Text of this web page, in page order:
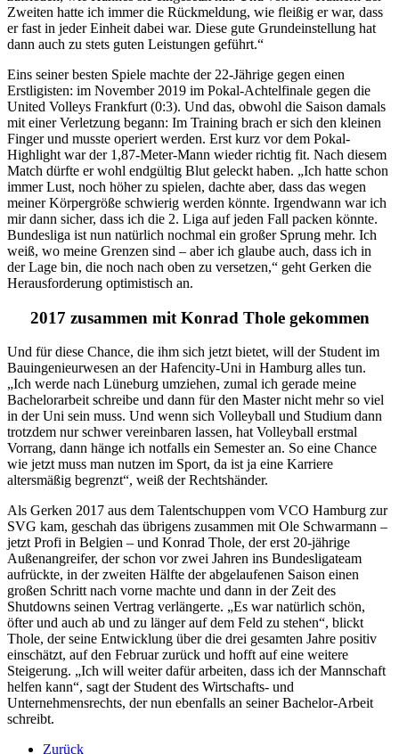
Zweiten hatte ich immer die Rückmeldung, wie fleißig er war, dass
er fast in jeder Einheit dabei war. Diese gute Grundeinstellung hat
dann auch zu stets guten Leistungen geführt.“
Eins seiner besten Spiele machte der 22-Jährige gegen einen
Erstligisten: im November 2019 im Pokal-Achtelfinale gegen die
United Volleys Frankfurt (0:3). Und das, obwohl die Saison damals
mit einer Verletzung begann: Im Training brach er sich den kleinen
Finger und musste operiert werden. Erst kurz vor dem Pokal-
Highlight war der 1,87-Meter-Mann wieder richtig fit. Nach diesem
Match dürfte er wohl endgültig Blut geleckt haben. „Ich hatte schon
immer Lust, noch höher zu spielen, dachte aber, dass das wegen
meiner Körpergröße schwierig werden könnte. Irgendwann war ich
mir dann sicher, dass ich die 2. Liga auf jeden Fall packen könnte.
Bundesliga ist nun natürlich nochmal ein großer Sprung mehr. Ich
weiß, wo meine Grenzen sind – aber ich glaube auch, dass ich in
der Lage bin, die noch nach oben zu versetzen,“ geht Gerken die
Herausforderung optimistisch an.
2017 zusammen mit Konrad Thole gekommen
Und für diese Chance, die ihm sich jetzt bietet, will der Student im
Bauingenieurwesen an der Hafencity-Uni in Hamburg alles tun.
„Ich werde nach Lüneburg umziehen, zumal ich gerade meine
Bachelorarbeit schreibe und dann für den Master nicht mehr so viel
in der Uni sein muss. Und wenn sich Volleyball und Studium dann
trotzdem nur schwer vereinbaren lassen, hat Volleyball erstmal
Vorrang, dann hänge ich notfalls ein Semester an. So eine Chance
wie jetzt muss man nutzen im Sport, da ist ja eine Karriere
altersmäßig begrenzt“, weiß der Rechtshänder.
Als Gerken 2017 aus dem Talentschuppen vom VCO Hamburg zur
SVG kam, geschah das übrigens zusammen mit Ole Schwarmann –
jetzt Profi in Belgien – und Konrad Thole, der erst 20-jährige
Außenangreifer, der schon vor zwei Jahren ins Bundesligateam
aufrückte, in der zweiten Hälfte der abgelaufenen Saison einen
großen Schritt nach vorne machte und dann in der Zeit des
Shutdowns seinen Vertrag verlängerte. „Es war natürlich schön,
öfter und auch ab und zu länger auf dem Feld zu stehen“, blickt
Thole, der seine Entwicklung über die drei gesamten Jahre positiv
einschätzt, auf den Februar zurück und hofft auf eine weitere
Steigerung. „Ich will weiter dafür arbeiten, dass ich der Mannschaft
helfen kann“, sagt der Student des Wirtschafts- und
Unternehmensrechts, der nun ebenfalls an seiner Bachelor-Arbeit
schreibt.
Zurück